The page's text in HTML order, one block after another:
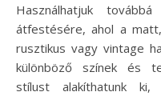
Használhatjuk
átfestésére, ahol a
rusztikus vagy vintage
különböző színek és
stílust alakíthatunk ki,